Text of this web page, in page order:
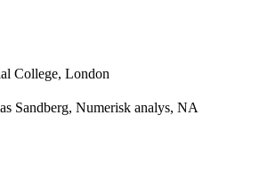
College, London
Sandberg, Numerisk analys, NA